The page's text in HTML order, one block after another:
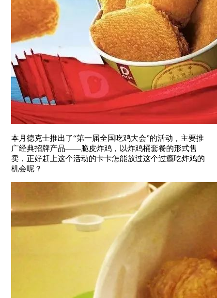
本月德克士推出了“第一届全国吃鸡大会”的活动，主要推
广经典招牌产品——脆皮炸鸡，以炸鸡桶套餐的形式售
卖，正好赶上这个活动的卡卡怎能放过这个过瘾吃炸鸡的
机会呢？